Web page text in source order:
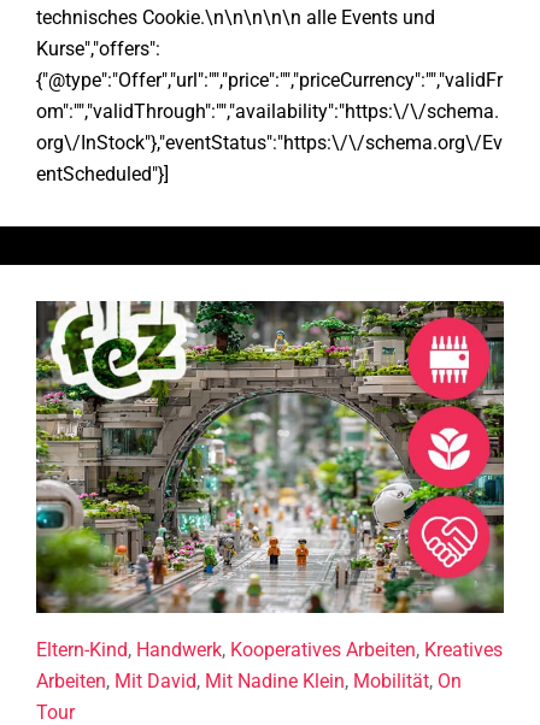
technisches Cookie.\n\n\n\n\n alle Events und
Kurse","offers":
{"@type":"Offer","url":"","price":"","priceCurrency":"","validFr
om":"","validThrough":"","availability":"https:\/\/schema.
org\/InStock"},"eventStatus":"https:\/\/schema.org\/Ev
entScheduled"}]
Eltern-Kind, Handwerk, Kooperatives Arbeiten, Kreatives
Arbeiten, Mit David, Mit Nadine Klein, Mobilität, On
Tour